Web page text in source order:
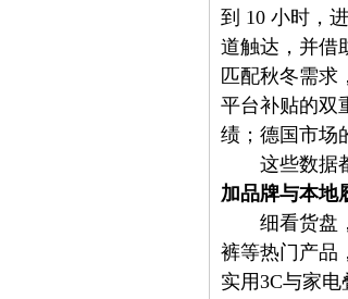
到 10 小时，
道触达，并借
匹配秋冬需求
平台补贴的双
绩；德国市场
这些数据
加品牌与本地
细看货盘
裤等热门产品
实用3C与家